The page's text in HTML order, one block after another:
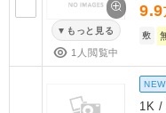
もっと見る
1人閲覧中
9.9
敷
NEW
1K /